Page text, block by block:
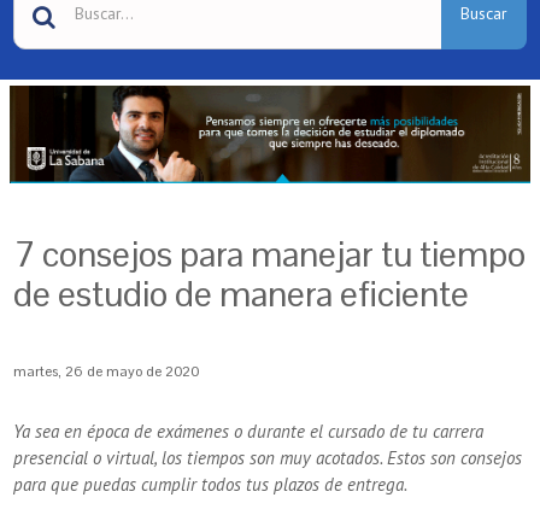
Buscar
7 consejos para manejar tu tiempo
de estudio de manera eficiente
martes, 26 de mayo de 2020
Ya sea en época de exámenes o durante el cursado de tu carrera
presencial o virtual, los tiempos son muy acotados. Estos son consejos
para que puedas cumplir todos tus plazos de entrega.